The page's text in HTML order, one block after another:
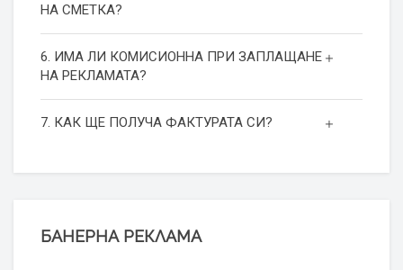
НА СМЕТКА?
6. ИМА ЛИ КОМИСИОННА ПРИ ЗАПЛАЩАНЕ
НА РЕКЛАМАТА?
7. КАК ЩЕ ПОЛУЧА ФАКТУРАТА СИ?
БАНЕРНА РЕКЛАМА